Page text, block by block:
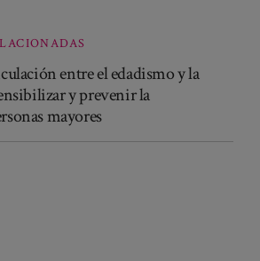
entre el edadismo y la
y prevenir la
mayores